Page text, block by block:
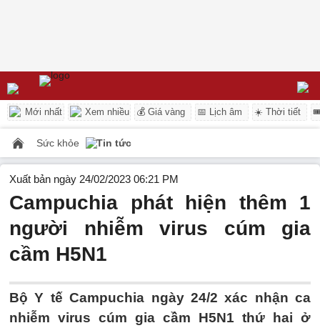
Mới nhất Xem nhiều 💰 Giá vàng 📅 Lịch âm ☀️ Thời tiết
Sức khỏe Tin tức
Xuất bản ngày 24/02/2023 06:21 PM
Campuchia phát hiện thêm 1
người nhiễm virus cúm gia
cầm H5N1
Bộ Y tế Campuchia ngày 24/2 xác nhận ca
nhiễm virus cúm gia cầm H5N1 thứ hai ở